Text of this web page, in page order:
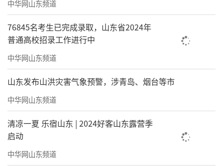
中华网山东频道
76845名考生已完成录取，山东省2024年
普通高校招录工作进行中
中华网山东频道
山东发布山洪灾害气象预警，涉青岛、烟台等市
中华网山东频道
清凉一夏 乐宿山东 | 2024好客山东露营季
启动
中华网山东频道